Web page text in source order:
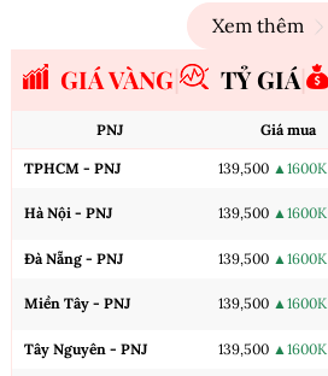
Xem thêm
GIÁ VÀNG TỶ GIÁ
PNJ Giá mua
TPHCM - PNJ 139,500 ▲1600K
Hà Nội - PNJ 139,500 ▲1600K
Đà Nẵng - PNJ 139,500 ▲1600K
Miền Tây - PNJ 139,500 ▲1600K
Tây Nguyên - PNJ 139,500 ▲1600K